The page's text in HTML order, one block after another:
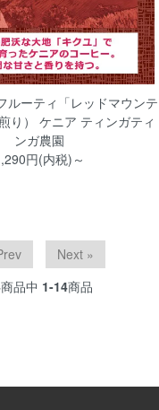
ルーティ「レッドマウンテ
り） ケニア ティンガティ
ンガ農園
円(内税)～
Next »
商品中 1-14商品